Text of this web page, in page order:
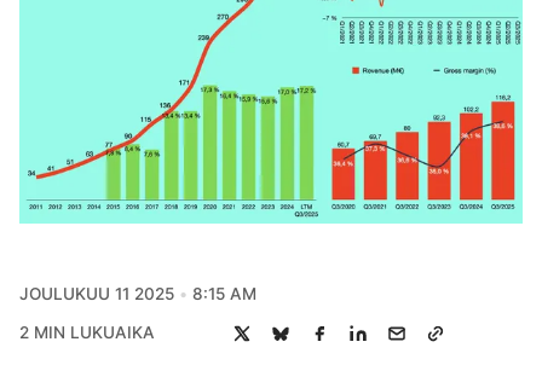
JOULUKUU 11 2025 8:15 AM
2 MIN LUKUAIKA